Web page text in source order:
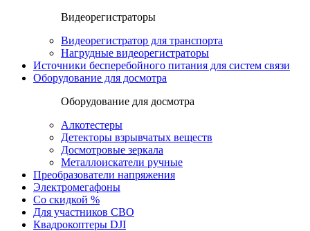
Видеорегистраторы
Видеорегистратор для транспорта
Нагрудные видеорегистраторы
Источники бесперебойного питания для систем связи
Оборудование для досмотра
Оборудование для досмотра
Алкотестеры
Детекторы взрывчатых веществ
Досмотровые зеркала
Металлоискатели ручные
Преобразователи напряжения
Электромегафоны
Со скидкой %
Для участников СВО
Квадрокоптеры DJI